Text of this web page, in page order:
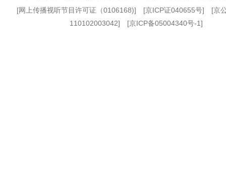
[网上传播视听节目许可证（0106168)] [京ICP证040655号] [京
110102003042] [京ICP备05004340号-1]